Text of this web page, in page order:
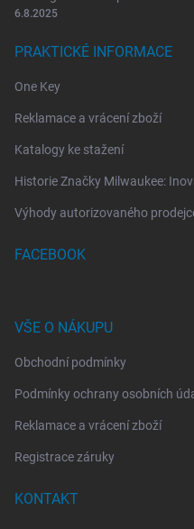
6.8.2025
PRAKTICKÉ INFORMACE
One Key
Reklamace a vrácení zboží
Katalogy ke stažení
Historie Značky Milwaukee:
Výhody autorizovaného
FACEBOOK
VŠE O NÁKUPU
Obchodní podmínky
Podmínky ochrany osobních
Reklamace a vrácení zboží
Registrace záruky
KONTAKT